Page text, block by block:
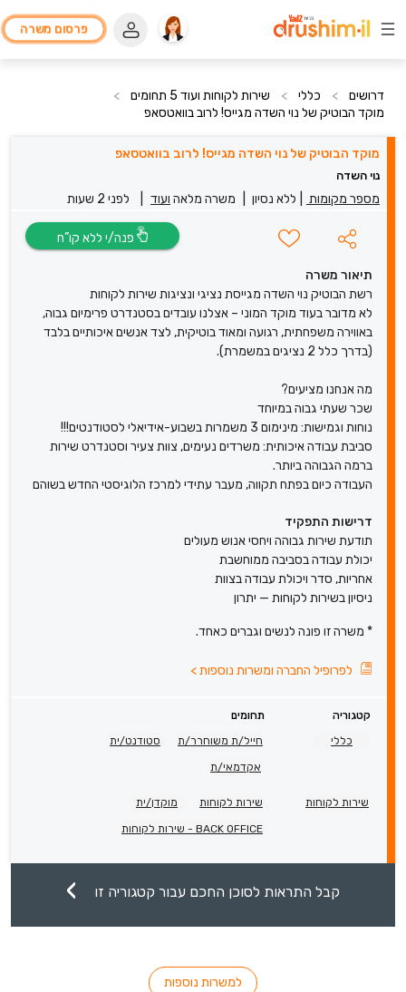
פרסום משרה
דרושים > כללי > שירות לקוחות ועוד 5 תחומים
>
מוקד הבוטיק של נוי השדה מגייס! לרוב בוואטסאפ
מוקד הבוטיק של נוי השדה מגייס! לרוב בוואטסאפ
נוי השדה
מספר מקומות ללא נסיון משרה מלאה ועוד לפני 2 שעות
תיאור משרה
רשת הבוטיק נוי השדה מגייסת נציגי ונציגות שירות לקוחות
לא מדובר בעוד מוקד המוני – אצלנו עובדים בסטנדרט פרימיום גבוה,
באווירה משפחתית, רגועה ומאוד בוטיקית, לצד אנשים איכותיים בלבד
(בדרך כלל 2 נציגים במשמרת).
מה אנחנו מציעים?
שכר שעתי גבוה במיוחד
נוחות וגמישות: מינימום 3 משמרות בשבוע-אידיאלי לסטודנטים!!!
סביבת עבודה איכותית: משרדים נעימים, צוות צעיר וסטנדרט שירות
ברמה הגבוהה ביותר.
העבודה כיום בפתח תקווה, מעבר עתידי למרכז הלוגיסטי החדש בשוהם
דרישות התפקיד
תודעת שירות גבוהה ויחסי אנוש מעולים
יכולת עבודה בסביבה ממוחשבת
אחריות, סדר ויכולת עבודה בצוות
ניסיון בשירות לקוחות — יתרון
* משרה זו פונה לנשים וגברים כאחד.
לפרופיל החברה ומשרות נוספות>
קטגוריה
תחומים
כללי
חייל/ת משוחרר/ת סטודנט/ית
אקדמאי/ת
שירות לקוחות שירות לקוחות מוקדן/ית
BACK OFFICE - שירות לקוחות
קבל התראות לסוכן החכם עבור קטגוריה זו
למשרות נוספות